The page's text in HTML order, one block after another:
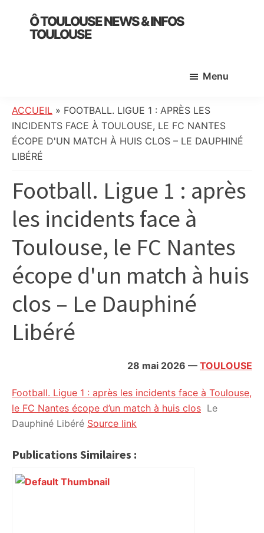
primary
Ô TOULOUSE NEWS & INFOS
TOULOUSE
:
info
locale,
société,
politique,
météo,
faits
et
citoyennes
Menu
ACCUEIL » FOOTBALL. LIGUE 1 : APRÈS LES
INCIDENTS FACE À TOULOUSE, LE FC NANTES
ÉCOPE D'UN MATCH À HUIS CLOS – LE DAUPHINÉ
LIBÉRÉ
Football. Ligue 1 : après
les incidents face à
Toulouse, le FC Nantes
écope d'un match à huis
clos – Le Dauphiné
Libéré
28 mai 2026 — TOULOUSE
Football. Ligue 1 : après les incidents face à Toulouse,
le FC Nantes écope d’un match à huis clos Le
Dauphiné Libéré Source link
Publications Similaires :